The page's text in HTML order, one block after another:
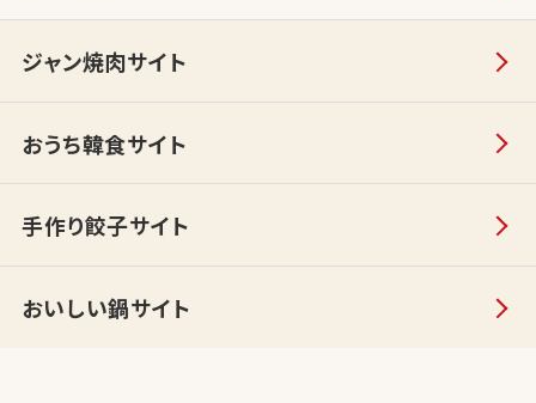
ジャン焼肉サイト
おうち韓食サイト
手作り餃子サイト
おいしい鍋サイト